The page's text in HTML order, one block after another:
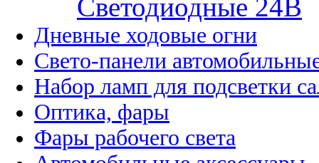
Cветодиодные 24B
Дневные ходовые огни
Свето-панели
Набор ламп для подсветки
Оптика, фары
Фары рабочего света